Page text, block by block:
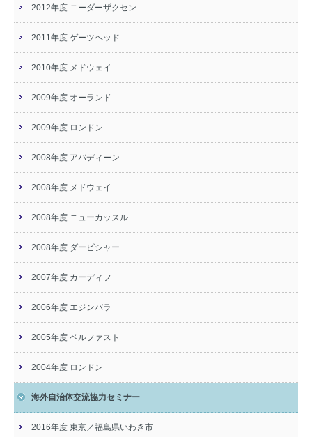
2012年度 ニーダーザクセン
2011年度 ゲーツヘッド
2010年度 メドウェイ
2009年度 オーランド
2009年度 ロンドン
2008年度 アバディーン
2008年度 メドウェイ
2008年度 ニューカッスル
2008年度 ダービシャー
2007年度 カーディフ
2006年度 エジンバラ
2005年度 ベルファスト
2004年度 ロンドン
海外自治体交流協力セミナー
2016年度 東京／福島県いわき市